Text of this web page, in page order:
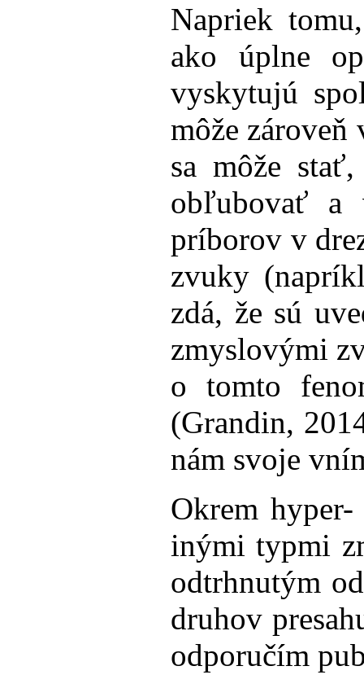
Napriek
ako úplne
vyskytujú
môže
sa môže
obľubovať a
príborov v
zvuky
zdá, že sú
zmyslovými
o tomto
(Grandin,
nám svoje
Okrem
inými typmi
odtrhnutým
druhov
odporučím